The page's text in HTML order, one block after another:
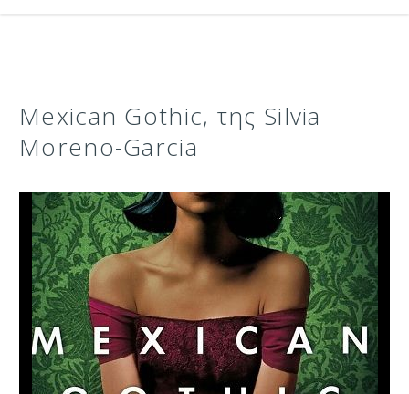
Mexican Gothic, της Silvia
Moreno-Garcia